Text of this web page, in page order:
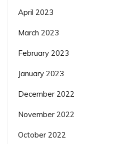
April 2023
March 2023
February 2023
January 2023
December 2022
November 2022
October 2022